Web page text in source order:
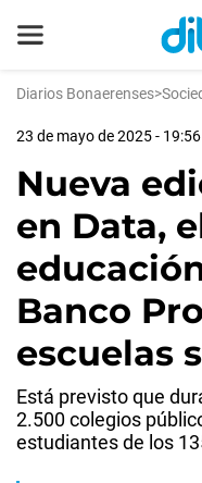
Diarios Bonaerenses>
23 de mayo de 2025 - 19:56
Nueva
en Data,
Banco
escuelas
Está previsto que
2.500 colegios
estudiantes de los